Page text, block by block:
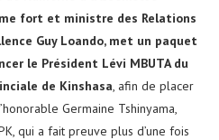
fort et ministre des Relations
Guy Loando, met un paquet
le Président Lévi MBUTA du
de Kinshasa, afin de placer
Germaine Tshinyama,
qui a fait preuve plus d’une fois